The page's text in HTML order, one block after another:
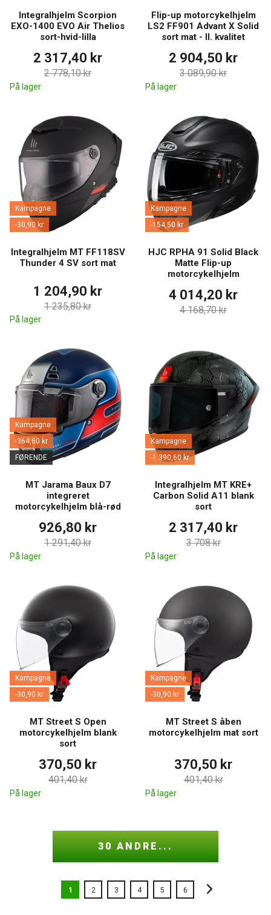
Integralhjelm Scorpion
EXO-1400 EVO Air Thelios
sort-hvid-lilla
2 317,40 kr
2 778,10 kr
På lager
Flip-up motorcykelhjelm
LS2 FF901 Advant X Solid
sort mat - II. kvalitet
2 904,50 kr
3 089,90 kr
På lager
Kampagne
-30,90 kr
Integralhjelm MT FF118SV
Thunder 4 SV sort mat
1 204,90 kr
1 235,80 kr
På lager
Kampagne
-154,50 kr
HJC RPHA 91 Solid Black
Matte Flip-up
motorcykelhjelm
4 014,20 kr
4 168,70 kr
Kampagne
-364,60 kr
FØRENDE
MT Jarama Baux D7
integreret
motorcykelhjelm blå-rød
926,80 kr
1 291,40 kr
På lager
Kampagne
-1 390,60 kr
Integralhjelm MT KRE+
Carbon Solid A11 blank
sort
2 317,40 kr
3 708 kr
På lager
Kampagne
-30,90 kr
MT Street S Open
motorcykelhjelm blank
sort
370,50 kr
401,40 kr
På lager
Kampagne
-30,90 kr
MT Street S åben
motorcykelhjelm mat sort
370,50 kr
401,40 kr
På lager
30 ANDRE...
1 2 3 4 5 6